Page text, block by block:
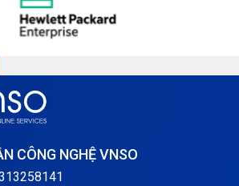
CÔNG NGHỆ VNSO